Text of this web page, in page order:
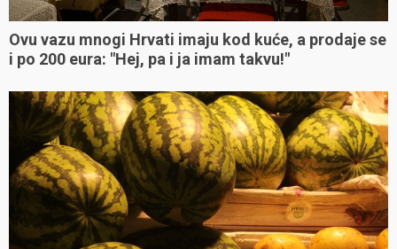
Ovu vazu mnogi Hrvati imaju kod kuće, a prodaje se
i po 200 eura: "Hej, pa i ja imam takvu!"